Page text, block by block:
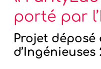
porté par
Projet
d’Ingénieuses